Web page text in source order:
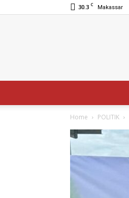
30.3 C Makassar
Home POLITIK